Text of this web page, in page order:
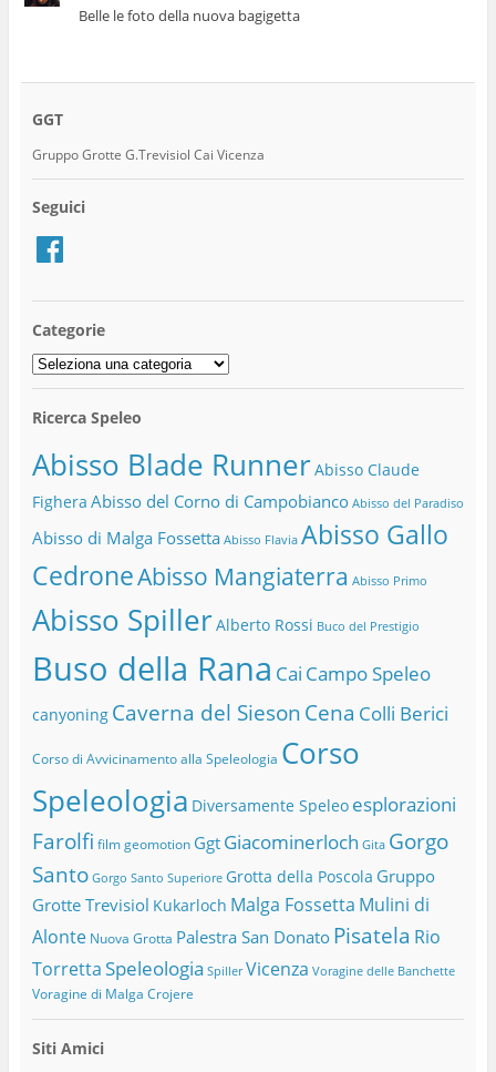
Belle le foto della nuova bagigetta
GGT
Gruppo Grotte G.Trevisiol Cai Vicenza
Seguici
Facebook
Categorie
Categorie
Ricerca Speleo
Abisso Blade RunnerAbisso Claude
Fighera Abisso del Corno di Campobianco Abisso del Paradiso
Abisso di Malga Fossetta Abisso Flavia Abisso Gallo
CedroneAbisso Mangiaterra Abisso Primo
Abisso SpillerAlberto Rossi Buco del Prestigio
Buso della Rana Cai Campo Speleo
canyoning Caverna del Sieson Cena Colli Berici
Corso di Avvicinamento alla Speleologia Corso
Speleologia Diversamente Speleo esplorazioni
Farolfi film geomotion Ggt Giacominerloch Gita Gorgo
Santo Gorgo Santo Superiore Grotta della Poscola Gruppo
Grotte Trevisiol Kukarloch Malga Fossetta Mulini di
Alonte Nuova Grotta Palestra San Donato Pisatela Rio
TorrettaSpeleologia Spiller Vicenza Voragine delle Banchette
Voragine di Malga Crojere
Siti Amici